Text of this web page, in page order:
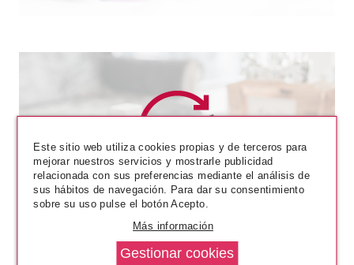
RALPH LAUREN
RALPH LAUREN RALPH EDT 50
ML VP.
Pvr 65.90€
-37%
desde
41.40€
Este sitio web utiliza cookies propias y de terceros para
mejorar nuestros servicios y mostrarle publicidad
relacionada con sus preferencias mediante el análisis de
sus hábitos de navegación. Para dar su consentimiento
sobre su uso pulse el botón Acepto.
Más información